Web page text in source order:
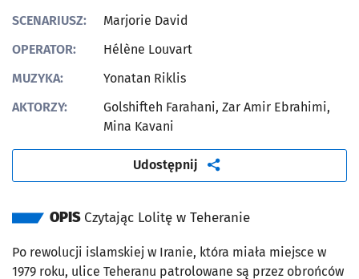
SCENARIUSZ:
Marjorie David
OPERATOR:
Hélène Louvart
MUZYKA:
Yonatan Riklis
AKTORZY:
Golshifteh Farahani, Zar Amir Ebrahimi,
Mina Kavani
Udostępnij artykuł
OPIS Czytając Lolitę w Teheranie
Po rewolucji islamskiej w Iranie, która miała miejsce w
1979 roku, ulice Teheranu patrolowane są przez obrońców